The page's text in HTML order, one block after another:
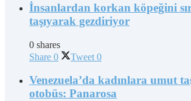
İnsanlardan korkan köpeğini
taşıyarak gezdiriyor
0 shares
Share 0 Tweet 0
Venezuela’da kadınlara umut
otobüs: Panarosa